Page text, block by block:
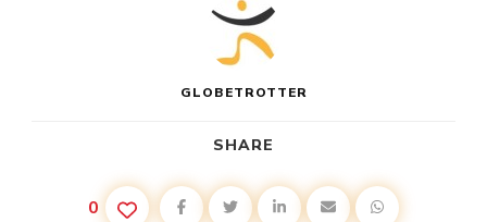
GLOBETROTTER
SHARE
0